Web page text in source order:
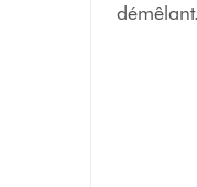
démêlant.